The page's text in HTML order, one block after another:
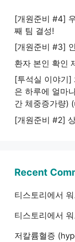
[개원준비 #4]
째 팀 결성!
[개원준비 #3]
환자 본인 확인
[투석실 이야기]
은 하루에 얼마
간 체중증가량)
[개원준비 #2]
Recent
티스토리에서
티스토리에서
저칼륨혈증